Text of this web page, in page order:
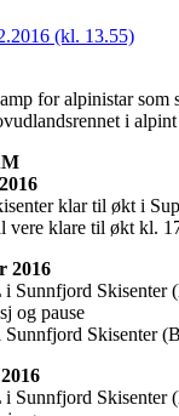
(kl. 13.55)
for alpinistar som
i
klar til økt i
vere klare til økt kl.
2016
Sunnfjord Skisenter
og pause
Skisenter
Sunnfjord Skisenter